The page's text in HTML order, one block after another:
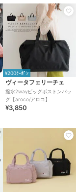
¥200ｸｰﾎﾟﾝ
ヴィータフェリーチェ
撥水2wayビッグボストンバッ
グ【aroco/アロコ】
¥3,850